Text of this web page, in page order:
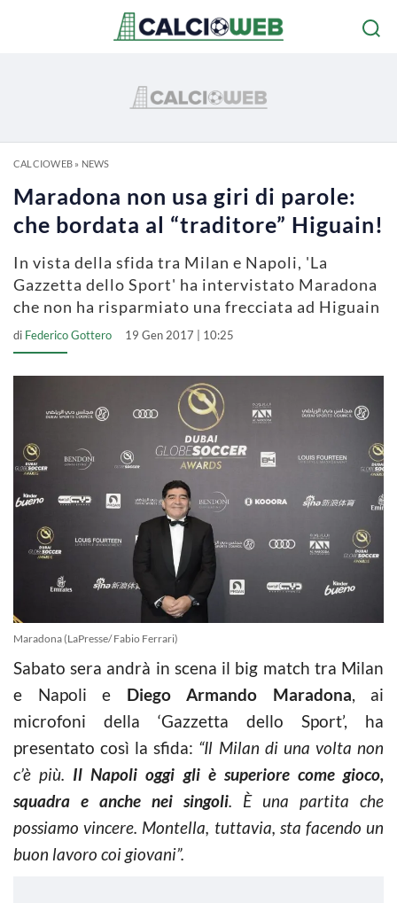
CALCIOWEB» NEWS
Maradona non usa giri di parole:
che bordata al “traditore” Higuain!
In vista della sfida tra Milan e Napoli, 'La
Gazzetta dello Sport' ha intervistato Maradona
che non ha risparmiato una frecciata ad Higuain
di Federico Gottero 19 Gen 2017 | 10:25
Maradona (LaPresse/ Fabio Ferrari)
Sabato sera andrà in scena il big match tra Milan
e Napoli e Diego Armando Maradona, ai
microfoni della ‘Gazzetta dello Sport’, ha
presentato così la sfida: “Il Milan di una volta non
c’è più. Il Napoli oggi gli è superiore come gioco,
squadra e anche nei singoli. È una partita che
possiamo vincere. Montella, tuttavia, sta facendo un
buon lavoro coi giovani”.